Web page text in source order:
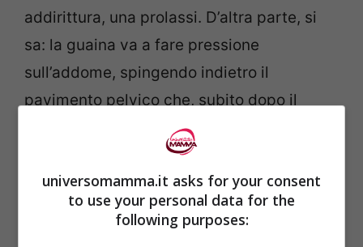
addirittura, una prolassi. D’altra parte, si
sa: la guaina va a fare pressione
sull’addome, spingendo indietro il
pavimento pelvico che, subito dopo il
parto, è particolarmente debole.
universomamma.it asks for your consent
to use your personal data for the
following purposes: